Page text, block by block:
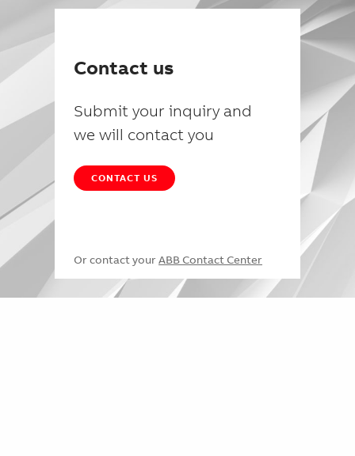
Contact us
Submit your inquiry and
we will contact you
CONTACT US
Or contact your ABB Contact Center